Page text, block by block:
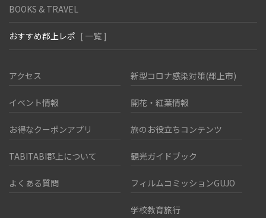
BOOKS & TRAVEL
おすすめ郡上レポ [ 一覧 ]
アクセス 新型コロナ感染対策(郡上市)
イベント情報 開花・紅葉情報
お得なクーポンアプリ 旅のお役立ちコンテンツ
TABITABI郡上について 観光ガイドブック
よくある質問 フィルムコミッションGUJO
学校教育旅行